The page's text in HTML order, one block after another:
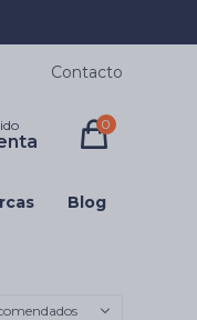
Blog
0
Contacto